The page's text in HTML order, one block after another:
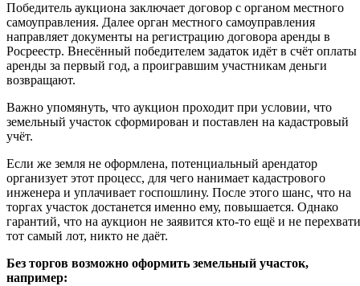
Победитель аукциона заключает договор с органом местного
самоуправления. Далее орган местного самоуправления
направляет документы на регистрацию договора аренды в
Росреестр. Внесённый победителем задаток идёт в счёт оплаты
аренды за первый год, а проигравшим участникам деньги
возвращают.
Важно упомянуть, что аукцион проходит при условии, что
земельный участок сформирован и поставлен на кадастровый
учёт.
Если же земля не оформлена, потенциальный арендатор
организует этот процесс, для чего нанимает кадастрового
инженера и уплачивает госпошлину. После этого шанс, что на
торгах участок достанется именно ему, повышается. Однако
гарантий, что на аукцион не заявится кто-то ещё и не
тот самый лот, никто не даёт.
Без торгов возможно оформить земельный участок,
например: